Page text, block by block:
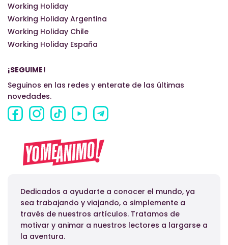
Working Holiday
Working Holiday Argentina
Working Holiday Chile
Working Holiday España
¡SEGUIME!
Seguinos en las redes y enterate de las últimas
novedades.
Dedicados a ayudarte a conocer el mundo, ya
sea trabajando y viajando, o simplemente a
través de nuestros artículos. Tratamos de
motivar y animar a nuestros lectores a largarse a
la aventura.